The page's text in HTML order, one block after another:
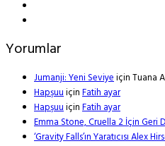
Yorumlar
Jumanji: Yeni SeviyeiçinTuana
HapşuuiçinFatih ayar
HapşuuiçinFatih ayar
Emma Stone, Cruella 2 İçin Geri
‘Gravity Falls’ın Yaratıcısı Alex